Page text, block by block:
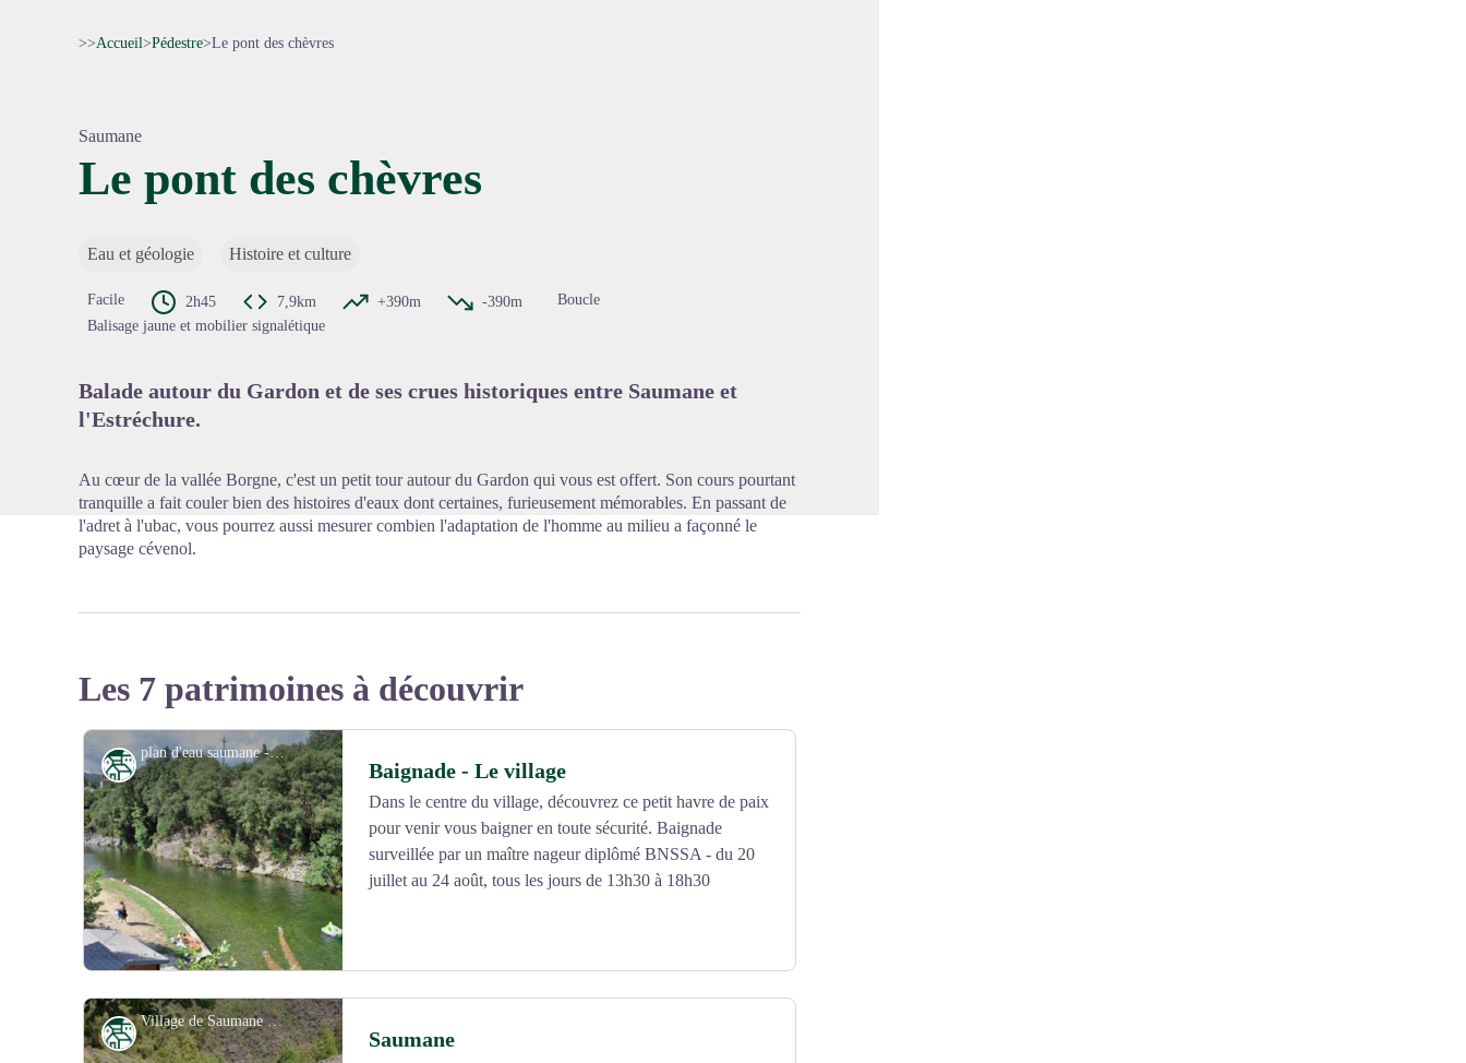
>>Accueil>Pédestre>Le pont des chèvres
Saumane
Le pont des chèvres
Eau et géologie Histoire et culture
Facile 2h45 7,9km +390m -390m
Boucle
Balisage jaune et mobilier signalétique
Balade autour du Gardon et de ses crues historiques entre Saumane et
l'Estréchure.
Au cœur de la vallée Borgne, c'est un petit tour autour du Gardon qui vous est offert. Son cours pourtant
tranquille a fait couler bien des histoires d'eaux dont certaines, furieusement mémorables. En passant de
l'adret à l'ubac, vous pourrez aussi mesurer combien l'adaptation de l'homme au milieu a façonné le
paysage cévenol.
Les 7 patrimoines à découvrir
plan d'eau saumane - Mairie de Saumane
Patrimoine Baignade - Le village
Dans le centre du village, découvrez ce petit havre de paix
pour venir vous baigner en toute sécurité. Baignade
surveillée par un maître nageur diplômé BNSSA - du 20
juillet au 24 août, tous les jours de 13h30 à 18h30
Village de Saumane - Mairie de saumane
Patrimoine Saumane